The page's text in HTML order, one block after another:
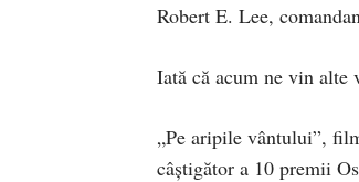
Robert E. Lee,
Iată că acum ne vin alte
„Pe aripile vântului”,
câștigător a 10 premii